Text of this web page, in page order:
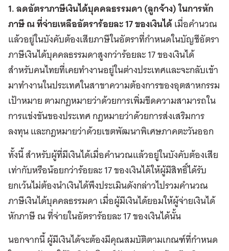
1. ลดอัตราภาษีเงินได้บุคคลธรรมดา (ลูกจ้าง) ในการหัก
ภาษี ณ ที่จ่ายเหลืออัตราร้อยละ 17 ของเงินได้เมื่อคำนวณ
แล้วอยู่ในบังคับต้องเสียภาษีในอัตราที่กำหนดในบัญชีอัตรา
ภาษีเงินได้บุคคลธรรมดาสูงกว่าร้อยละ 17 ของเงินได้
สำหรับคนไทยที่เคยทำงานอยู่ในต่างประเทศและจะกลับเข้า
มาทำงานในประเทศในสาขาความต้องการของอุตสาหกรรม
เป้าหมาย ตามกฎหมายว่าด้วยการเพิ่มขีดความสามารถใน
การแข่งขันของประเทศ กฎหมายว่าด้วยการส่งเสริมการ
ลงทุน และกฎหมายว่าด้วยเขตพัฒนาพิเศษภาคตะวันออก
ทั้งนี้ สำหรับผู้ที่มีเงินได้เมื่อคำนวณแล้วอยู่ในบังคับต้องเสีย
เท่ากับหรือน้อยกว่าร้อยละ 17 ของเงินได้ให้ผู้มีสิทธิ์ได้รับ
ยกเว้นไม่ต้องนำเงินได้พึงประเมินดังกล่าวไปรวมคำนวณ
ภาษีเงินได้บุคคลธรรมดา เมื่อผู้มีเงินได้ยอมให้ผู้จ่ายเงินได้
หักภาษี ณ ที่จ่ายในอัตราร้อยละ 17 ของเงินได้นั้น
นอกจากนี้ ผู้มีเงินได้จะต้องมีคุณสมบัติตามเกณฑ์ที่กำหนด